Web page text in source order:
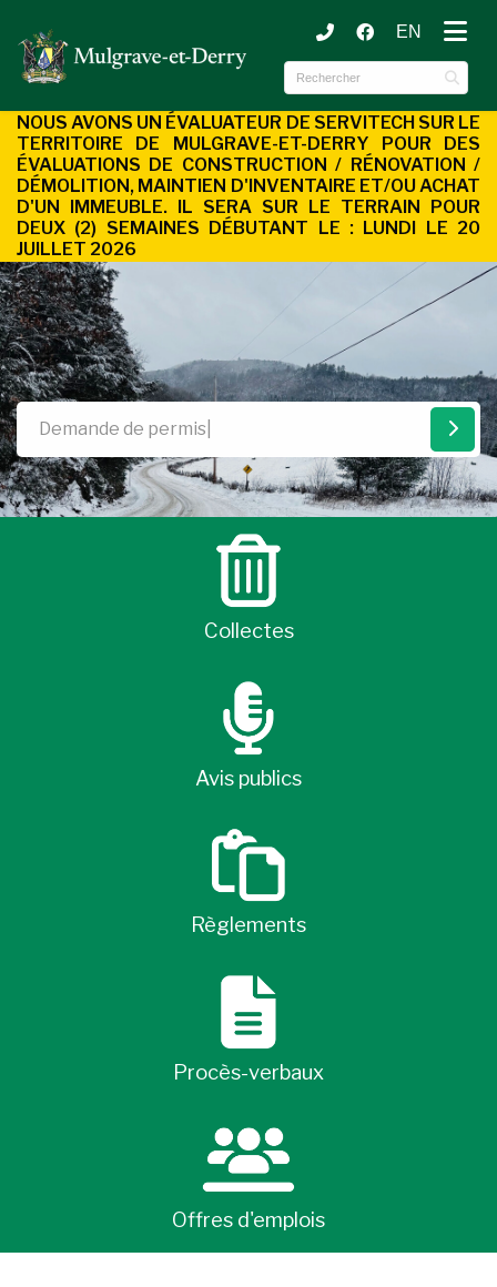
(Municipalité )
EN
NOUS AVONS UN ÉVALUATEUR DE SERVITECH SUR LE
TERRITOIRE DE MULGRAVE-ET-DERRY POUR DES
ÉVALUATIONS DE CONSTRUCTION / RÉNOVATION /
DÉMOLITION, MAINTIEN D'INVENTAIRE ET/OU ACHAT
D'UN
IMMEUBLE. IL SERA SUR LE TERRAIN POUR
DEUX (2) SEMAINES DÉBUTANT LE : LUNDI LE 20
JUILLET 2026
Collectes
Avis publics
Règlements
Procès-verbaux
Offres d'emplois